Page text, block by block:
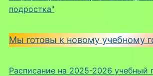
подростка"
Мы готовы к новому учебному
Расписание на 2025-2026 учебный